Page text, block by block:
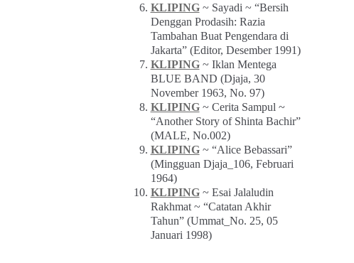
KLIPING~ Sayadi ~ “Bersih
Denggan Prodasih: Razia
Tambahan Buat Pengendara di
Jakarta” (Editor, Desember 1991)
KLIPING~ Iklan Mentega
BLUE BAND (Djaja, 30
November 1963, No. 97)
KLIPING~ Cerita Sampul ~
“Another Story of Shinta Bachir”
(MALE, No.002)
KLIPING~ “Alice Bebassari”
(Mingguan Djaja_106, Februari
1964)
KLIPING~ Esai Jalaludin
Rakhmat ~ “Catatan Akhir
Tahun” (Ummat_No. 25, 05
Januari 1998)